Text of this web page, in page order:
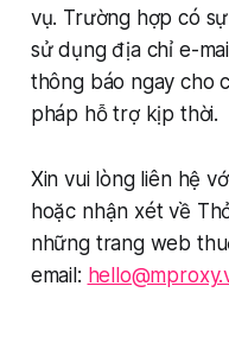
vụ. Trường hợp có
sử dụng địa chỉ e-
thông báo ngay cho
pháp hỗ trợ kịp thời.
Xin vui lòng liên hệ
hoặc nhận xét về
những trang web
email: